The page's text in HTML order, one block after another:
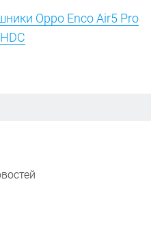
Oppo Enco Air5 Pro